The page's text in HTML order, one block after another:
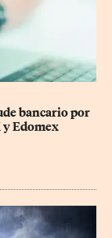
bancario por
y Edomex